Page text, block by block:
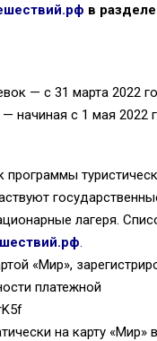
в
— с 31 марта 2022
начиная с 1 мая 2022
программы
лагеря.
.
«Мир»,
платежной
на карту «Мир»